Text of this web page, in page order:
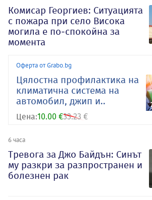
Комисар Георгиев: Ситуацията
с пожара при село Висока
могила е по-спокойна за
момента
Оферта от Grabo.bg
Цялостна профилактика на
климатична система на
автомобил, джип и..
Цена:10.00 €33.23 €
6 часа
Тревога за Джо Байдън: Синът
му разкри за разпространен и
болезнен рак